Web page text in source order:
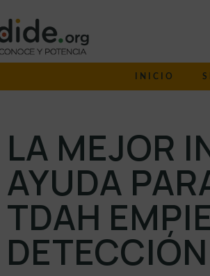
INICIO
LA MEJOR
AYUDA
TDAH